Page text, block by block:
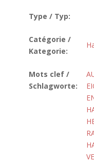
Type / Typ:
Catégorie /
Kategorie:
Mots clef /
Schlagworte: